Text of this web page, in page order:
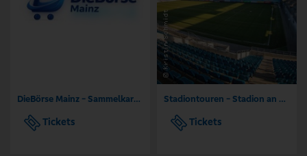
DieBörse Mainz - Sammelkarten Börse TCG
Tickets
Stadiontouren - Stadion an der Gellertstraße Chemnitz
Tickets